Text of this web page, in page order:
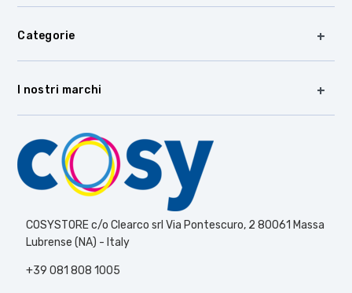
Categorie
I nostri marchi
COSYSTORE c/o Clearco srl Via Pontescuro, 2 80061 Massa
Lubrense (NA) - Italy
+39 081 808 1005